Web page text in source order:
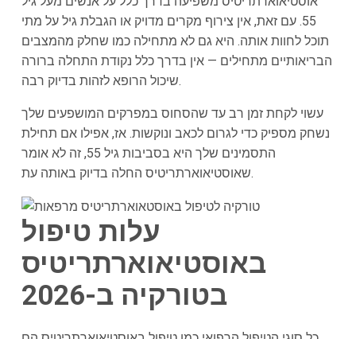
55. עם זאת, אין צירוף מקרים מדויק או הגבלת גיל על מתי
תוכל לחוות אותה. היא גם לא מתחילה כמו שחלק מהמצבים
הבריאותיים מתחילים — אין בדרך כלל נקודת התחלה ברורה
שיכול הרופא לזהות בדיוק רבה.
עשוי לקחת זמן רב עד שהסחוס במפרקים המושפעים שלך
נשחק מספיק כדי לגרום לכאב ונוקשות. אז, אפילו אם תחילת
התסמינים שלך היא בסביבות גיל 55, זה לא אומר
שאוסטיאוארתריטיס החלה בדיוק באותה עת.
עלות טיפול
באוסטיאוארתריטיס
בטורקיה ב-2026